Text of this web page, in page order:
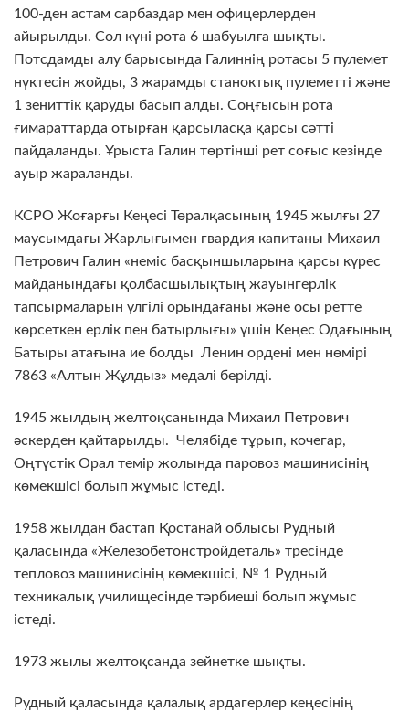
100-ден астам сарбаздар мен офицерлерден
айырылды. Сол күні рота 6 шабуылға шықты.
Потсдамды алу барысында Галиннің ротасы 5 пулемет
нүктесін жойды, 3 жарамды станоктық пулеметті және
1 зениттік қаруды басып алды. Соңғысын рота
ғимараттарда отырған қарсыласқа қарсы сәтті
пайдаланды. Ұрыста Галин төртінші рет соғыс кезінде
ауыр жараланды.
КСРО Жоғарғы Кеңесі Төралқасының 1945 жылғы 27
маусымдағы Жарлығымен гвардия капитаны Михаил
Петрович Галин «неміс басқыншыларына қарсы күрес
майданындағы қолбасшылықтың жауынгерлік
тапсырмаларын үлгілі орындағаны және осы ретте
көрсеткен ерлік пен батырлығы» үшін Кеңес Одағының
Батыры атағына ие болды Ленин ордені мен нөмiрi
7863 «Алтын Жұлдыз» медалі берілді.
1945 жылдың желтоқсанында Михаил Петрович
әскерден қайтарылды. Челябіде тұрып, кочегар,
Оңтүстік Орал темір жолында паровоз машинисінің
көмекшісі болып жұмыс істеді.
1958 жылдан бастап Қостанай облысы Рудный
қаласында «Железобетонстройдеталь» тресінде
тепловоз машинисінің көмекшісі, № 1 Рудный
техникалық училищесінде тәрбиеші болып жұмыс
істеді.
1973 жылы желтоқсанда зейнетке шықты.
Рудный қаласында қалалық ардагерлер кеңесінің